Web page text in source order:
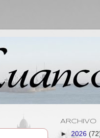
ARCHIVO
► 2026